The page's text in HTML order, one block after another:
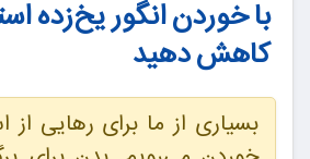
با خوردن انگور یخ‌زده
کاهش دهید
بسیاری از ما برای رهایی